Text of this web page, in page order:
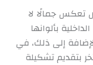
تعكس جمالًا لا
بألوانها
إلى ذلك، في
بتقديم تشكيلة